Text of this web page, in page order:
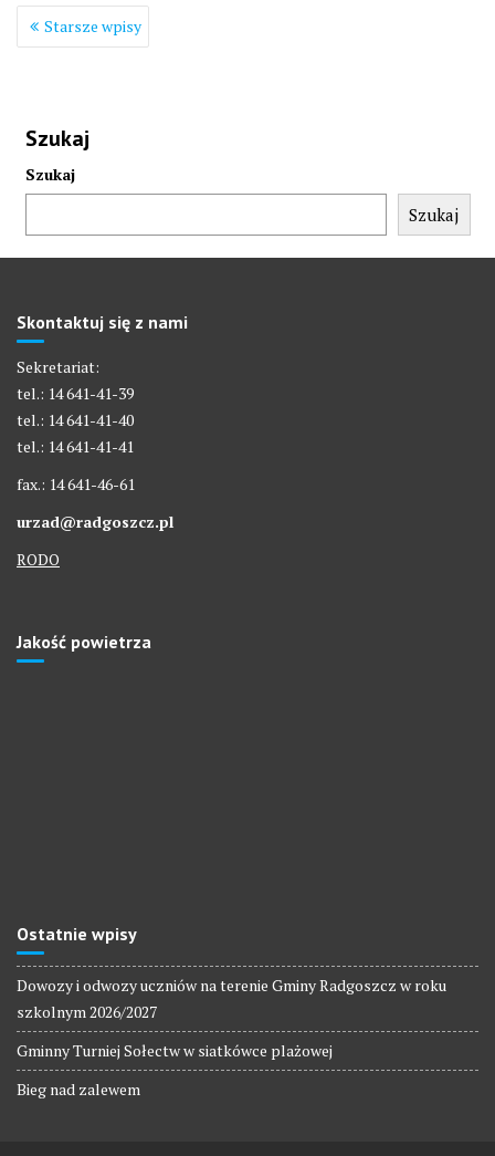
Nawigacja
po
Starsze wpisy
Szukaj
Szukaj
Szukaj
Skontaktuj się z nami
Sekretariat:
tel.: 14 641-41-39
tel.: 14 641-41-40
tel.: 14 641-41-41
fax.: 14 641-46-61
urzad@radgoszcz.pl
RODO
Jakość powietrza
Ostatnie wpisy
Dowozy i odwozy uczniów na terenie Gminy Radgoszcz w roku
szkolnym 2026/2027
Gminny Turniej Sołectw w siatkówce plażowej
Bieg nad zalewem